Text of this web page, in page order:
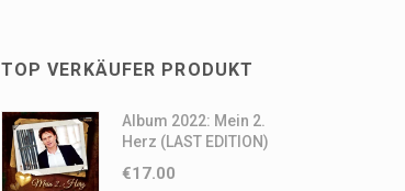
TOP VERKÄUFER PRODUKT
Album 2022: Mein 2.
Herz (LAST EDITION)
€17.00